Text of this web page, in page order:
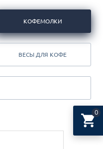
0
КОФЕМОЛКИ
ВЕСЫ ДЛЯ КОФЕ